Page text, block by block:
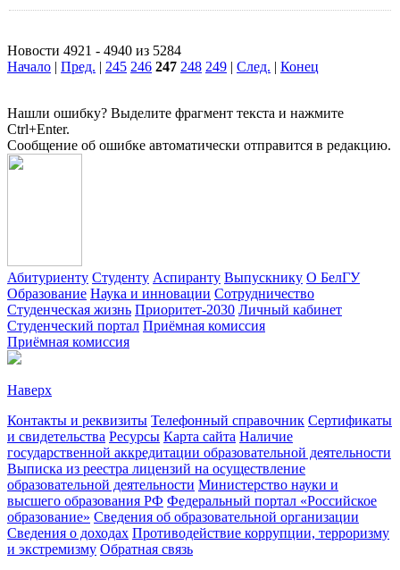
Новости 4921 - 4940 из 5284
Начало | Пред. | 245 246 247 248 249 | След. | Конец
Нашли ошибку? Выделите фрагмент текста и нажмите
Ctrl+Enter.
Сообщение об ошибке автоматически отправится в редакцию.
Абитуриенту Студенту Аспиранту Выпускнику О БелГУ
Образование Наука и инновации Сотрудничество
Студенческая жизнь Приоритет-2030 Личный кабинет
Студенческий портал Приёмная комиссия
Приёмная комиссия
Наверх
Контакты и реквизиты Телефонный справочник Сертификаты
и свидетельства Ресурсы Карта сайта Наличие
государственной аккредитации образовательной деятельности
Выписка из реестра лицензий на осуществление
образовательной деятельности Министерствo науки и
высшего образования РФ Федеральный портал «Российское
образование» Сведения об образовательной организации
Сведения о доходах Противодействие коррупции, терроризму
и экстремизму Обратная связь